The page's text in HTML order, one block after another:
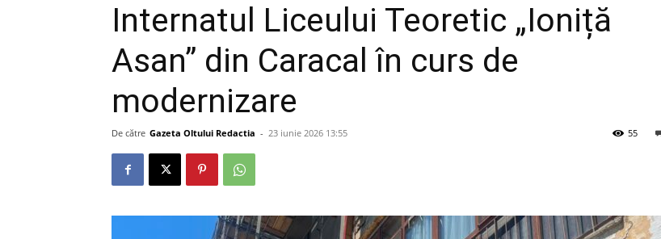
Internatul Liceului Teoretic „Ioniță
Asan” din Caracal în curs de
modernizare
De către Gazeta Oltului Redactia - 23 iunie 2026 13:55 55